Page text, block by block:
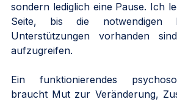
sondern lediglich eine Pause. Ich
Seite, bis die notwendigen
Unterstützungen vorhanden
aufzugreifen.
Ein funktionierendes
braucht Mut zur Veränderung,